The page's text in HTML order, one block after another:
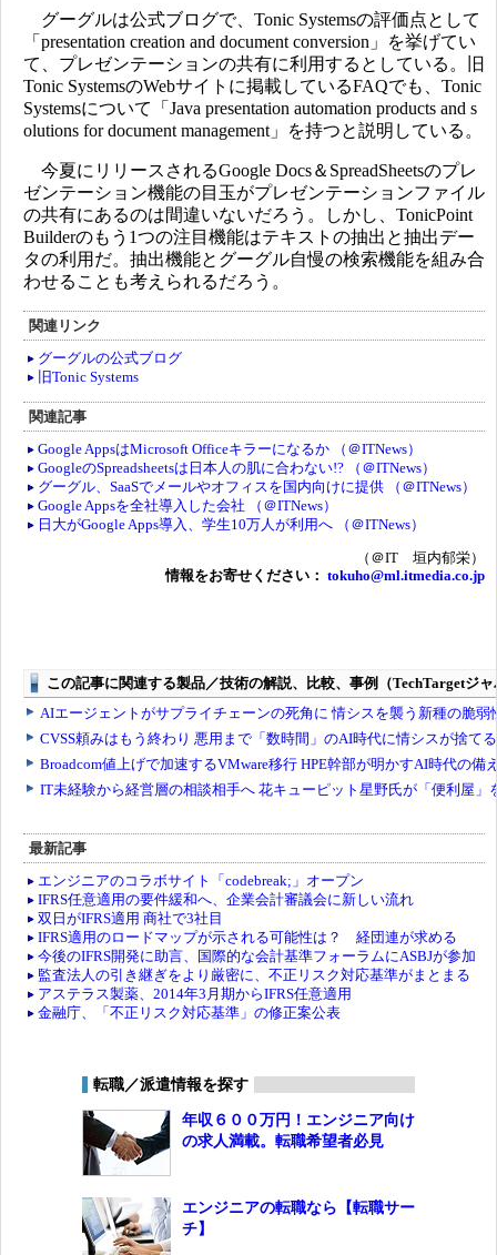
グーグルは公式ブログで、Tonic Systemsの評価点として
「presentation creation and document conversion」を挙げてい
て、プレゼンテーションの共有に利用するとしている。旧
Tonic SystemsのWebサイトに掲載しているFAQでも、Tonic
Systemsについて「Java presentation automation products and s
olutions for document management」を持つと説明している。
今夏にリリースされるGoogle Docs＆SpreadSheetsのプレ
ゼンテーション機能の目玉がプレゼンテーションファイル
の共有にあるのは間違いないだろう。しかし、TonicPoint
Builderのもう1つの注目機能はテキストの抽出と抽出デー
タの利用だ。抽出機能とグーグル自慢の検索機能を組み合
わせることも考えられるだろう。
関連リンク
グーグルの公式ブログ
旧Tonic Systems
関連記事
Google AppsはMicrosoft Officeキラーになるか （＠ITNews）
GoogleのSpreadsheetsは日本人の肌に合わない!? （＠ITNews）
グーグル、SaaSでメールやオフィスを国内向けに提供 （＠ITNews）
Google Appsを全社導入した会社 （＠ITNews）
日大がGoogle Apps導入、学生10万人が利用へ （＠ITNews）
（＠IT 垣内郁栄）
情報をお寄せください： tokuho@ml.itmedia.co.jp
最新記事
エンジニアのコラボサイト「codebreak;」オープン
IFRS任意適用の要件緩和へ、企業会計審議会に新しい流れ
双日がIFRS適用 商社で3社目
IFRS適用のロードマップが示される可能性は？ 経団連が求める
今後のIFRS開発に助言、国際的な会計基準フォーラムにASBJが参加
監査法人の引き継ぎをより厳密に、不正リスク対応基準がまとまる
アステラス製薬、2014年3月期からIFRS任意適用
金融庁、「不正リスク対応基準」の修正案公表
転職／派遣情報を探す
年収６００万円！エンジニア向け
の求人満載。転職希望者必見
エンジニアの転職なら【転職サー
チ】